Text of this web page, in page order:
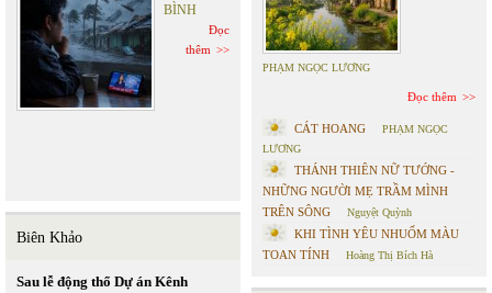
BÌNH
Đọc
thêm
Biên Khảo
Sau lễ động thổ Dự án Kênh
PHẠM NGỌC LƯƠNG
Đọc thêm
CÁT HOANG
PHẠM NGỌC
LƯƠNG
THÁNH THIÊN NỮ TƯỚNG -
NHỮNG NGƯỜI MẸ TRẦM MÌNH
TRÊN SÔNG
Nguyệt Quỳnh
KHI TÌNH YÊU NHUỐM MÀU
TOAN TÍNH
Hoàng Thị Bích Hà